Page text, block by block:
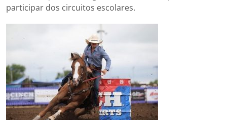
participar dos circuitos escolares.